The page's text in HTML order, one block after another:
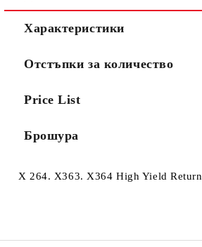
Характеристики
Отстъпки за количество
Price List
Брошура
X 264. X363. X364 High Yield Return